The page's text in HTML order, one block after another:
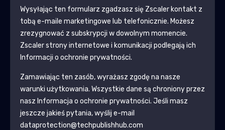
Wysyłając ten formularz zgadzasz się Zscalerkontakt z
tobą e-maile marketingowe lub telefonicznie. Możesz
zrezygnować z subskrypcji w dowolnym momencie.
Zscalerstrony internetowe i komunikacji podlegają ich
Informacji o ochronie prywatności.
Zamawiając ten zasób, wyrażasz zgodę na nasze
warunki użytkowania. Wszystkie dane są chroniony przez
nasz Informacja o ochronie prywatności. Jeśli masz
jeszcze jakieś pytania, wyślij e-mail
dataprotection@techpublishhub.com